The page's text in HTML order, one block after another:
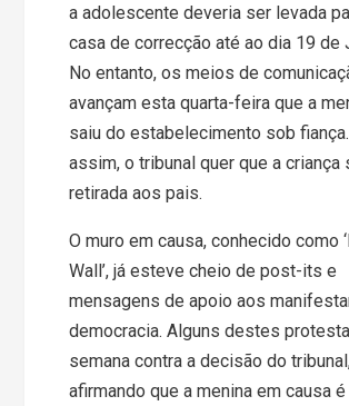
a adolescente deveria ser levada
casa de correcção até ao dia 19 de
No entanto, os meios de
avançam esta quarta-feira que a
saiu do estabelecimento sob
assim, o tribunal quer que a criança
retirada aos pais.
O muro em causa, conhecido como
Wall’, já esteve cheio de post-its e
mensagens de apoio aos
democracia. Alguns destes
semana contra a decisão do
afirmando que a menina em causa é